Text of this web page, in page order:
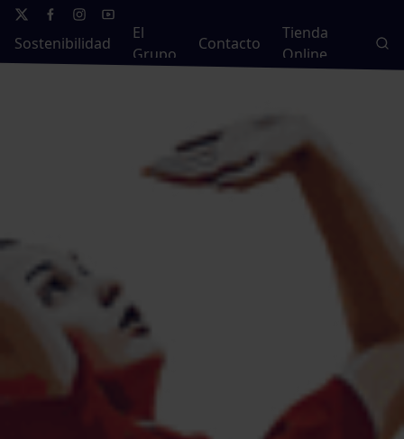
Sostenibilidad
El
Grupo
Contacto
Tienda
Online